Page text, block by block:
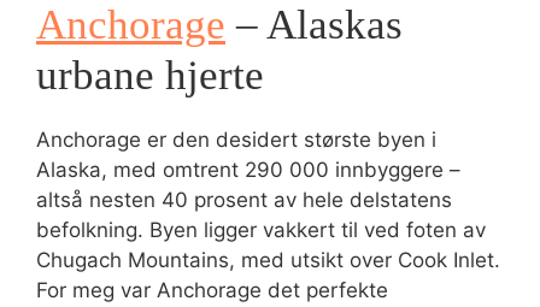
Anchorage – Alaskas
urbane hjerte
Anchorage er den desidert største byen i
Alaska, med omtrent 290 000 innbyggere –
altså nesten 40 prosent av hele delstatens
befolkning. Byen ligger vakkert til ved foten av
Chugach Mountains, med utsikt over Cook Inlet.
For meg var Anchorage det perfekte